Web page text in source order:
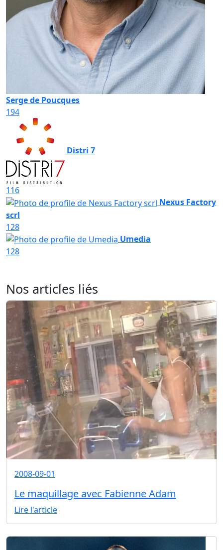
Serge de Poucques
194
Distri 7
116
Nexus Factory
scrl
128
Umedia
128
Nos articles liés
2008-09-01
Le maquillage avec Fabienne Adam
Lire l'article